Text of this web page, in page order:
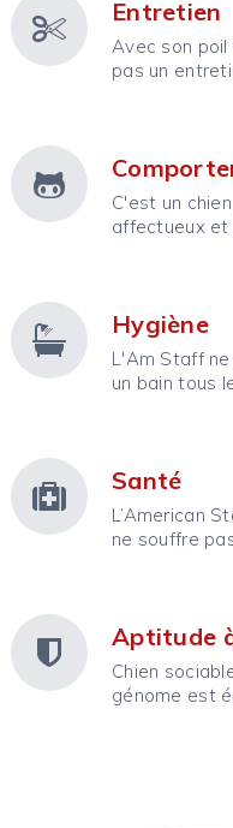
Entretien
Avec son
pas un
C'est un
affectueux et
Hygiène
L'Am Staff
un bain tous
Santé
L’American
ne souffre
Aptitude
Chien
génome est